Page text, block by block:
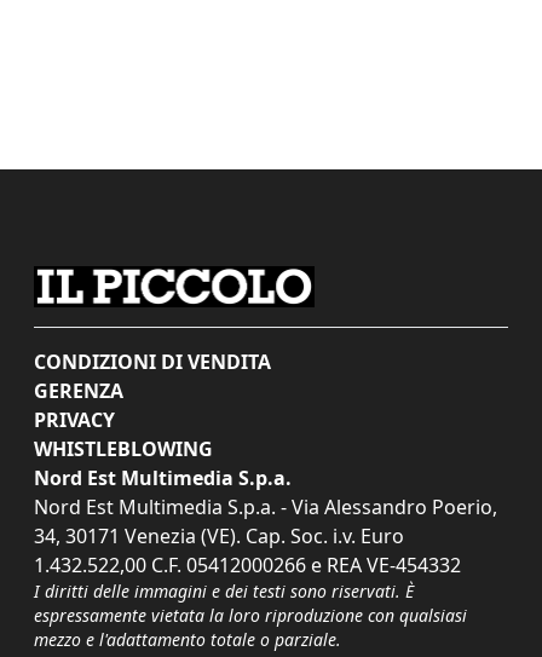
CONDIZIONI DI VENDITA
GERENZA
PRIVACY
WHISTLEBLOWING
Nord Est Multimedia S.p.a.
Nord Est Multimedia S.p.a. - Via Alessandro Poerio,
34, 30171 Venezia (VE). Cap. Soc. i.v. Euro
1.432.522,00 C.F. 05412000266 e REA VE-454332
I diritti delle immagini e dei testi sono riservati. È
espressamente vietata la loro riproduzione con qualsiasi
mezzo e l'adattamento totale o parziale.